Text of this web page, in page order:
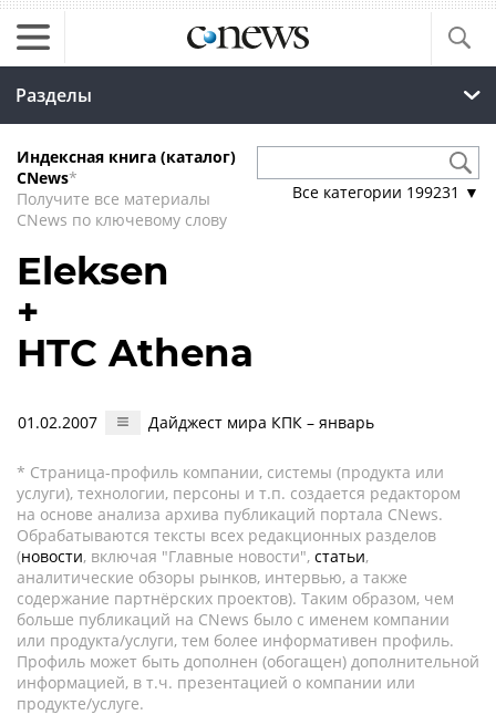
Разделы
Индексная книга (каталог)
CNews*
Получите все материалы
CNews по ключевому слову
Все категории 199231 ▼
Eleksen
+
HTC Athena
01.02.2007 Дайджест мира КПК – январь
* Страница-профиль компании, системы (продукта или
услуги), технологии, персоны и т.п. создается редактором
на основе анализа архива публикаций портала CNews.
Обрабатываются тексты всех редакционных разделов
(новости, включая "Главные новости", статьи,
аналитические обзоры рынков, интервью, а также
содержание партнёрских проектов). Таким образом, чем
больше публикаций на CNews было с именем компании
или продукта/услуги, тем более информативен профиль.
Профиль может быть дополнен (обогащен) дополнительной
информацией, в т.ч. презентацией о компании или
продукте/услуге.